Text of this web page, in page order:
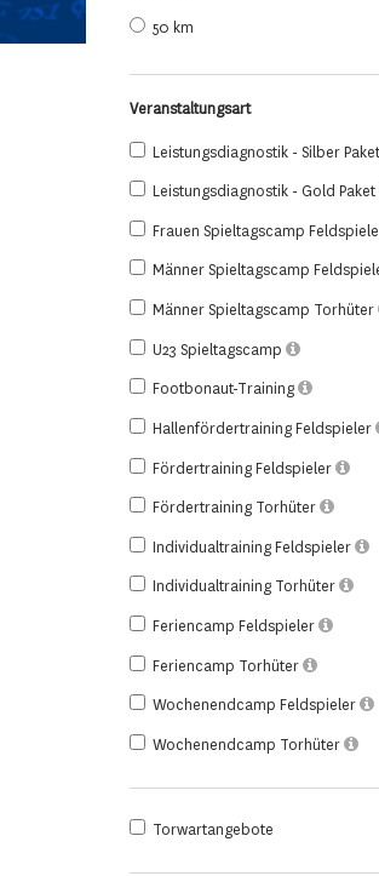
50 km
Veranstaltungsart
Leistungsdiagnostik - Silber Paket
Leistungsdiagnostik - Gold Paket
Frauen Spieltagscamp
Männer Spieltagscamp
Männer Spieltagscamp Torhüter
U23 Spieltagscamp
Footbonaut-Training
Hallenfördertraining Feldspieler
Fördertraining Feldspieler
Fördertraining Torhüter
Individualtraining Feldspieler
Individualtraining Torhüter
Feriencamp Feldspieler
Feriencamp Torhüter
Wochenendcamp Feldspieler
Wochenendcamp Torhüter
Torwartangebote